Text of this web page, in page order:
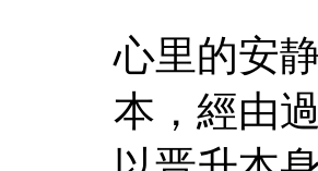
心里的安
本，經由